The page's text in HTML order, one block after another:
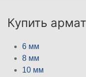
Купить
6 мм
8 мм
10 мм